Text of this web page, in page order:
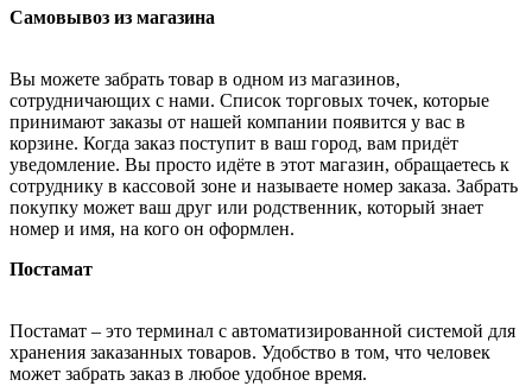
Самовывоз из магазина
Вы можете забрать товар в одном из магазинов,
сотрудничающих с нами. Список торговых точек, которые
принимают заказы от нашей компании появится у вас в
корзине. Когда заказ поступит в ваш город, вам придёт
уведомление. Вы просто идёте в этот магазин, обращаетесь к
сотруднику в кассовой зоне и называете номер заказа. Забрать
покупку может ваш друг или родственник, который знает
номер и имя, на кого он оформлен.
Постамат
Постамат – это терминал с автоматизированной системой для
хранения заказанных товаров. Удобство в том, что человек
может забрать заказ в любое удобное время.